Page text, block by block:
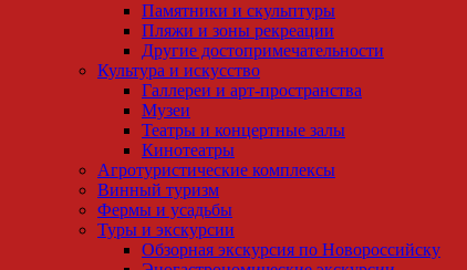
Памятники и скульптуры
Пляжи и зоны рекреации
Другие достопримечательности
Культура и искусство
Галлереи и арт-пространства
Музеи
Театры и концертные залы
Кинотеатры
Агротуристические комплексы
Винный туризм
Фермы и усадьбы
Туры и экскурсии
Обзорная экскурсия по Новороссийску